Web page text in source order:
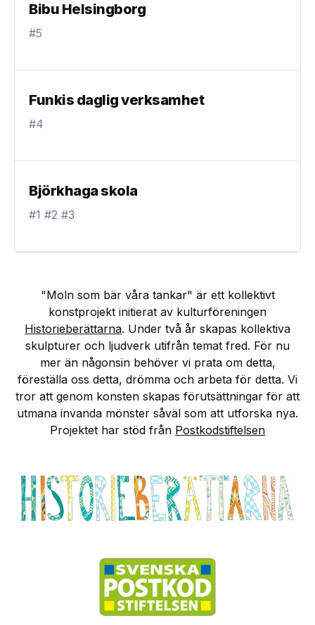
Bibu Helsingborg
#5
Funkis daglig verksamhet
#4
Björkhaga skola
#1 #2 #3
"Moln som bär våra tankar" är ett kollektivt
konstprojekt initierat av kulturföreningen
Historieberättarna. Under två år skapas kollektiva
skulpturer och ljudverk utifrån temat fred. För nu
mer än någonsin behöver vi prata om detta,
föreställa oss detta, drömma och arbeta för detta. Vi
tror att genom konsten skapas förutsättningar för att
utmana invanda mönster såväl som att utforska nya.
Projektet har stöd från Postkodstiftelsen